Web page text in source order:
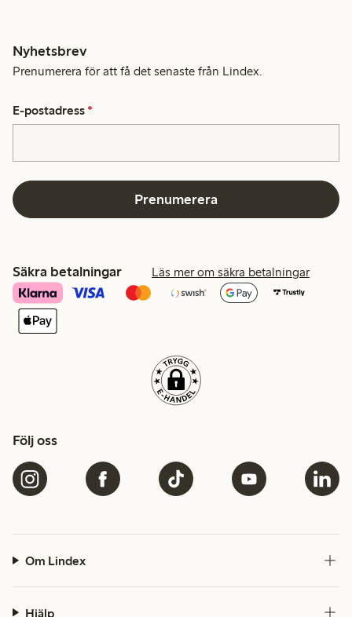
Nyhetsbrev
Prenumerera för att få det senaste från Lindex.
E-postadress *
Prenumerera
Säkra betalningar Läs mer om säkra betalningar
Följ oss
Om Lindex
Hjälp